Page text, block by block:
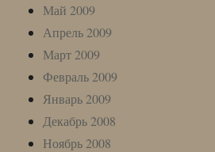
Май 2009
Апрель 2009
Март 2009
Февраль 2009
Январь 2009
Декабрь 2008
Ноябрь 2008